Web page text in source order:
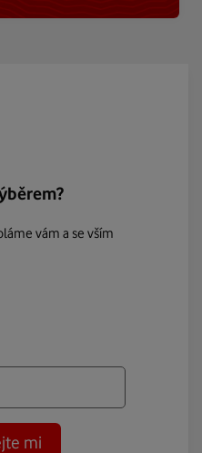
vám a se vším
mi